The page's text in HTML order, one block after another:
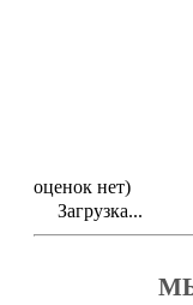
оценок нет)
Загрузка...